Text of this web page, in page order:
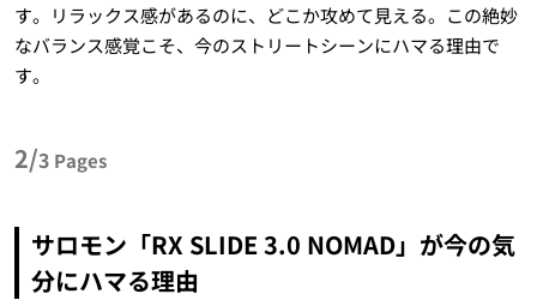
す。リラックス感があるのに、どこか攻めて見える。この絶妙
なバランス感覚こそ、今のストリートシーンにハマる理由で
す。
2/3 Pages
サロモン「RX SLIDE 3.0 NOMAD」が今の気
分にハマる理由